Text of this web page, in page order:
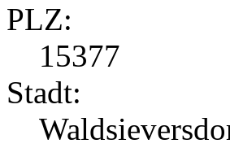
PLZ:
15377
Stadt: